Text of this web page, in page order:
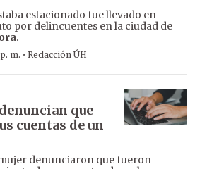
estacionado fue llevado en
por delincuentes en la ciudad de
.
m. · Redacción ÚH
que
cuentas de un
denunciaron que fueron